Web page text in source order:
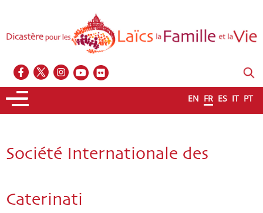
EN FR ES IT PT
Société Internationale des
Caterinati